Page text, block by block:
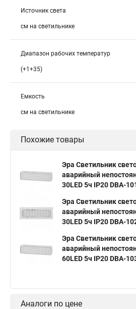
Источник света
см на светильнике
Диапазон рабочих температур
(+1+35)
Емкость
см на светильнике
Похожие товары
Эра Светильник
аварийный
30LED 5ч IP20 DBA-
Эра Светильник
аварийный
30LED 5ч IP20 DBA-
Эра Светильник
аварийный
60LED 5ч IP20 DBA-
Аналоги по цене